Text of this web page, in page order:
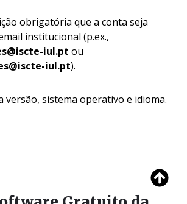
obrigatória que a conta seja
institucional (p.ex.,
iul.pt ou
iul.pt).
versão, sistema operativo e idioma.